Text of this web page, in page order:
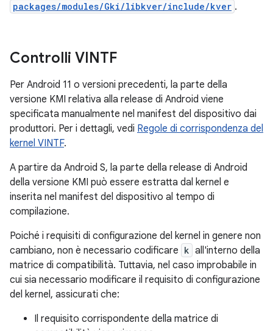
packages/modules/Gki/libkver/include/kver .
Controlli VINTF
Per Android 11 o versioni precedenti, la parte della
versione KMI relativa alla release di Android viene
specificata manualmente nel manifest del dispositivo dai
produttori. Per i dettagli, vedi Regole di corrispondenza del
kernel VINTF.
A partire da Android S, la parte della release di Android
della versione KMI può essere estratta dal kernel e
inserita nel manifest del dispositivo al tempo di
compilazione.
Poiché i requisiti di configurazione del kernel in genere non
cambiano, non è necessario codificare k all'interno della
matrice di compatibilità. Tuttavia, nel caso improbabile in
cui sia necessario modificare il requisito di configurazione
del kernel, assicurati che:
Il requisito corrispondente della matrice di